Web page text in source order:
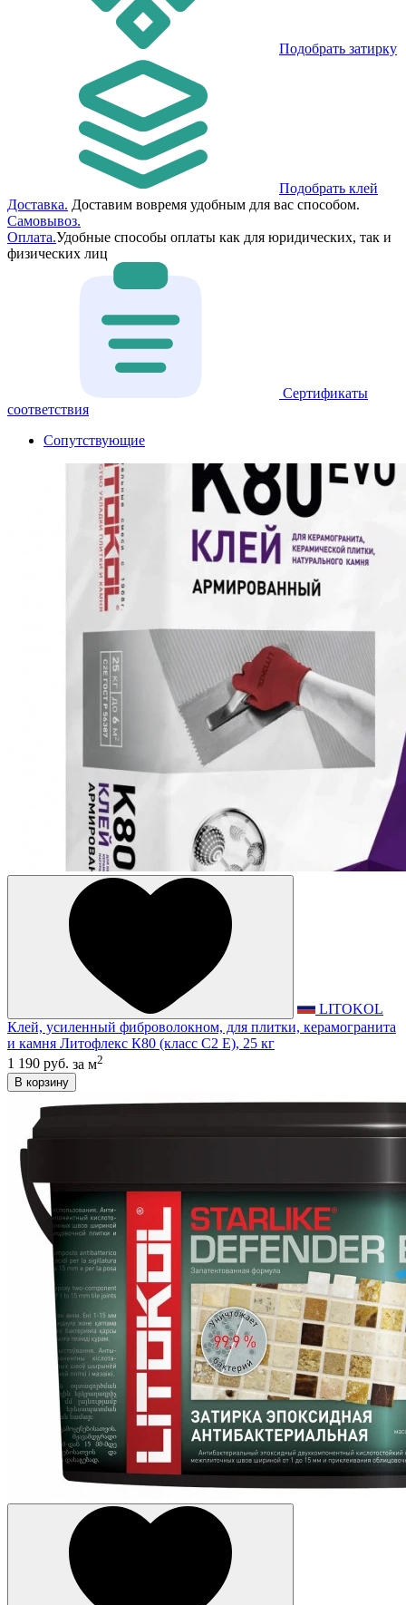
Подобрать затирку
Подобрать клей
Доставка. Доставим вовремя удобным для вас способом.
Самовывоз.
Оплата.Удобные способы оплаты как для юридических, так и
физических лиц
Сертификаты
соответствия
Сопутствующие
LITOKOL
Клей, усиленный фиброволокном, для плитки, керамогранита
и камня Литофлекс К80 (класс С2 E), 25 кг
1 190 руб. за м2
В корзину